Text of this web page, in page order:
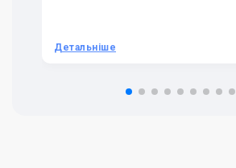
Детальніше